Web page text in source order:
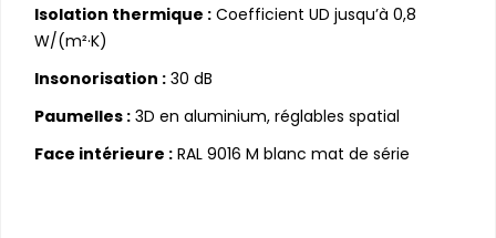
Isolation thermique : Coefficient UD jusqu’à 0,8
W/(m²·K)
Insonorisation : 30 dB
Paumelles : 3D en aluminium, réglables spatial
Face intérieure : RAL 9016 M blanc mat de série